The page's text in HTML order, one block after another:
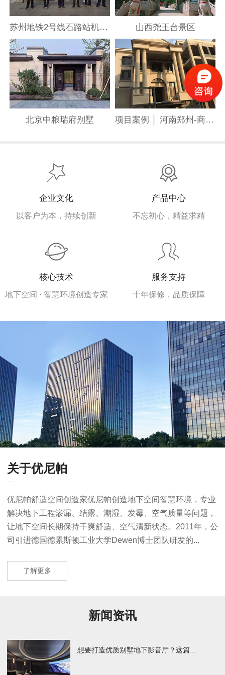
苏州地铁2号线石路站机房间项目 山西尧王台景区
北京中粮瑞府别墅 项目案例 │ 河南郑州-商城路叁号院
企业文化
以客户为本，持续创新
产品中心
不忘初心，精益求精
核心技术
地下空间 · 智慧环境创造专家
服务支持
十年保修，品质保障
关于优尼帕
优尼帕舒适空间创造家优尼帕创造地下空间智慧环境，专业
解决地下工程渗漏、结露、潮湿、发霉、空气质量等问题，
让地下空间长期保持干爽舒适、空气清新状态。2011年，公
司引进德国德累斯顿工业大学Dewen博士团队研发的...
了解更多
新闻资讯
想要打造优质别墅地下影音厅？这篇...